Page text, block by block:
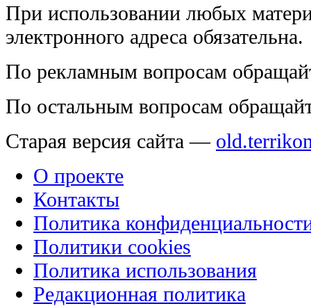
При использовании любых
электронного адреса обязательна.
По рекламным вопросам
По остальным вопросам
Старая версия сайта —
О проекте
Контакты
Политика
Политики cookies
Политика использования
Редакционная политика